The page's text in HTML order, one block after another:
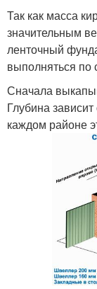
Так как масса
значительным
ленточный
выполняться по
Сначала
Глубина
каждом районе